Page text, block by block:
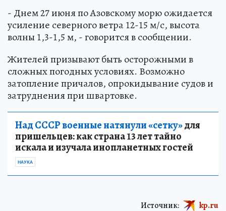
- Днем 27 июня по Азовскому морю ожидается
усиление северного ветра 12-15 м/с, высота
волны 1,3-1,5 м, - говорится в сообщении.
Жителей призывают быть осторожными в
сложных погодных условиях. Возможно
затопление причалов, опрокидывание судов и
затруднения при швартовке.
Над СССР военные натянули «сетку»для
пришельцев: как страна 13 лет тайно
искала и изучала инопланетных гостей
НАУКА
Источник: kp.ru